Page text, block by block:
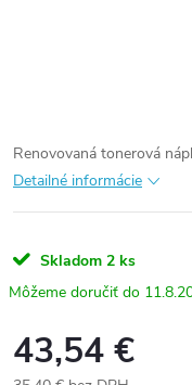
Renovovaná tonerová
Detailné informácie
Skladom 2 ks
43,54 €